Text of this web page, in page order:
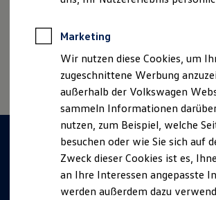
Anpfiff zum Gewinn
Elektroautos
ID. Tutorials
Elektrofahrzeugkonzepte
Reichweite
Reichweite der ID. Modelle
Reichweite im Winter
Laden
Laden unterwegs
Laden Zuhause
Marketing
Wir nutzen diese Cookies, um
zugeschnittene Werbung
außerhalb der Volkswagen
sammeln Informationen
nutzen, zum Beispiel, welche
besuchen oder wie Sie sich auf
Zweck dieser Cookies ist es,
an Ihre Interessen angepasste
werden außerdem dazu